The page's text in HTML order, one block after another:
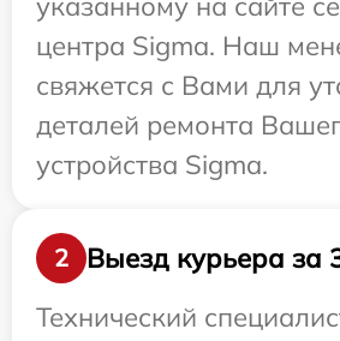
центра Sigma. Наш
свяжется с Вами для
деталей ремонта
устройства Sigma.
2
Выезд курьера за
Технический